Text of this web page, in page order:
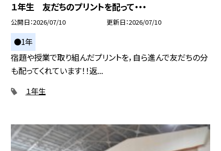
１年生 友だちのプリントを配って・・・
公開日 2026/07/10 更新日 2026/07/10
●1年
宿題や授業で取り組んだプリントを，自ら進んで友だちの分
も配ってくれています！！返...
１年生